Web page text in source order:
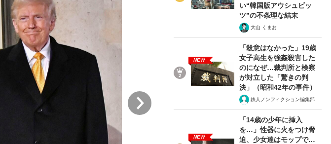
「クマが悪者扱いされているのが悲しい」『北の国から』倉本聰氏（91...い“韓国版アウシュビッ
ツ”の不条理な結末
大山 くまお
NEW
「殺意はなかった」19歳
女子高生を強姦殺害した
のになぜ…裁判所と検察
が対立した「驚きの判
決」（昭和42年の事件）
鉄人ノンフィクション編集部
NEW
「14歳の少年に挿入
を…」性器に火をつけ脅
迫、少女達はモップで…